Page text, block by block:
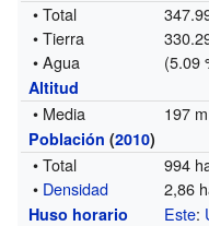
• Total
• Tierra
• Agua
(5.09
Altitud
• Media 197
Población (2010)
• Total
994
• Densidad 2,86
Huso horario Este: